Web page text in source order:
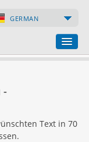
GERMAN
-
Text in 70